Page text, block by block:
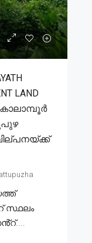
LAND
കാലാമ്പൂർ
സ്ഥലം